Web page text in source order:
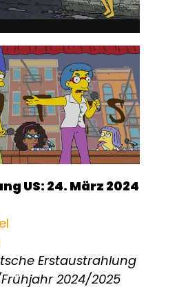
US: 24. März 2024
Erstaustrahlung
2024/2025